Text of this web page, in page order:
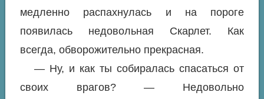
медленно распахнулась и на пороге
появилась недовольная Скарлет. Как
всегда, обворожительно прекрасная.
— Ну, и как ты собиралась спасаться от
своих врагов? — Недовольно